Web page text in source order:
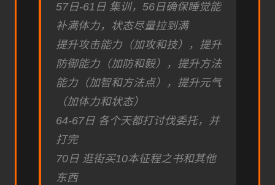
57日-61日 集训，56日确保睡觉能
补满体力，状态尽量拉到满
提升攻击能力（加攻和技），提升
防御能力（加防和毅），提升方法
能力（加智和方法点），提升元气
（加体力和状态）
64-67日 各个天都打讨伐委托，并
打完
70日 逛街买10本征程之书和其他
东西